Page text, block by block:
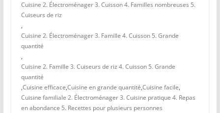
Cuisine 2. Électroménager 3. Cuisson 4. Familles nombreuses 5.
Cuiseurs de riz
,
Cuisine 2. Électroménager 3. Famille 4. Cuisson 5. Grande
quantité
,
Cuisine 2. Famille 3. Cuiseurs de riz 4. Cuisson 5. Grande
quantité
,Cuisine efficace,Cuisine en grande quantité,Cuisine facile,
Cuisine familiale 2. Électroménager 3. Cuisine pratique 4. Repas
en abondance 5. Recettes pour plusieurs personnes